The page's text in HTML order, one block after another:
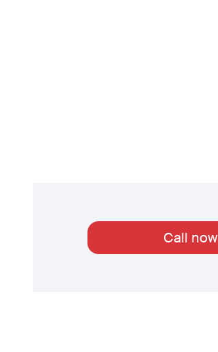
Call now